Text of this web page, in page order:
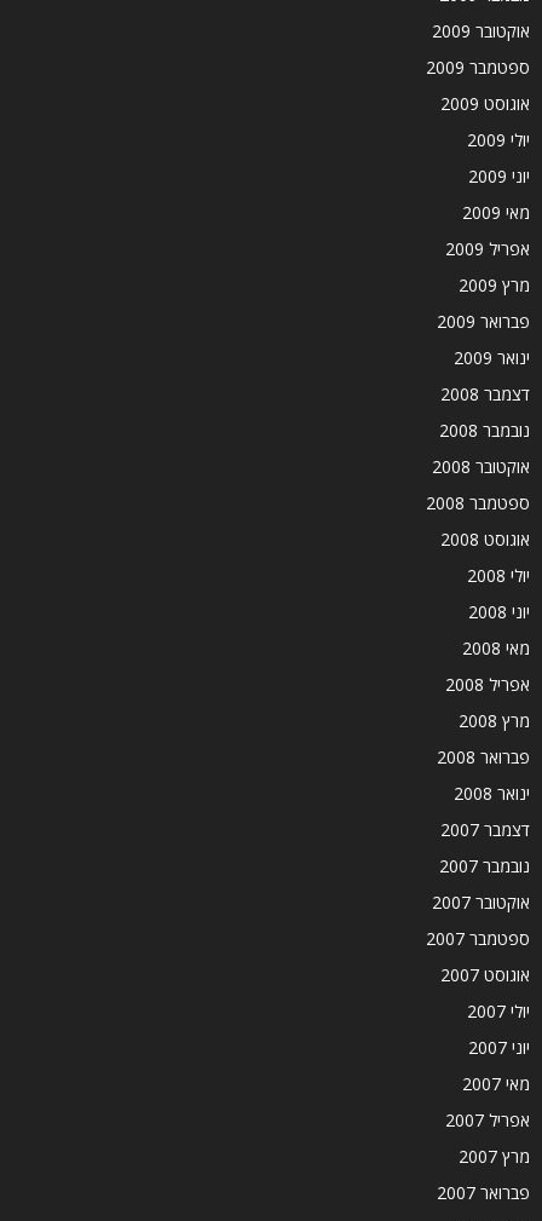
אוקטובר 2009
ספטמבר 2009
אוגוסט 2009
יולי 2009
יוני 2009
מאי 2009
אפריל 2009
מרץ 2009
פברואר 2009
ינואר 2009
דצמבר 2008
נובמבר 2008
אוקטובר 2008
ספטמבר 2008
אוגוסט 2008
יולי 2008
יוני 2008
מאי 2008
אפריל 2008
מרץ 2008
פברואר 2008
ינואר 2008
דצמבר 2007
נובמבר 2007
אוקטובר 2007
ספטמבר 2007
אוגוסט 2007
יולי 2007
יוני 2007
מאי 2007
אפריל 2007
מרץ 2007
פברואר 2007